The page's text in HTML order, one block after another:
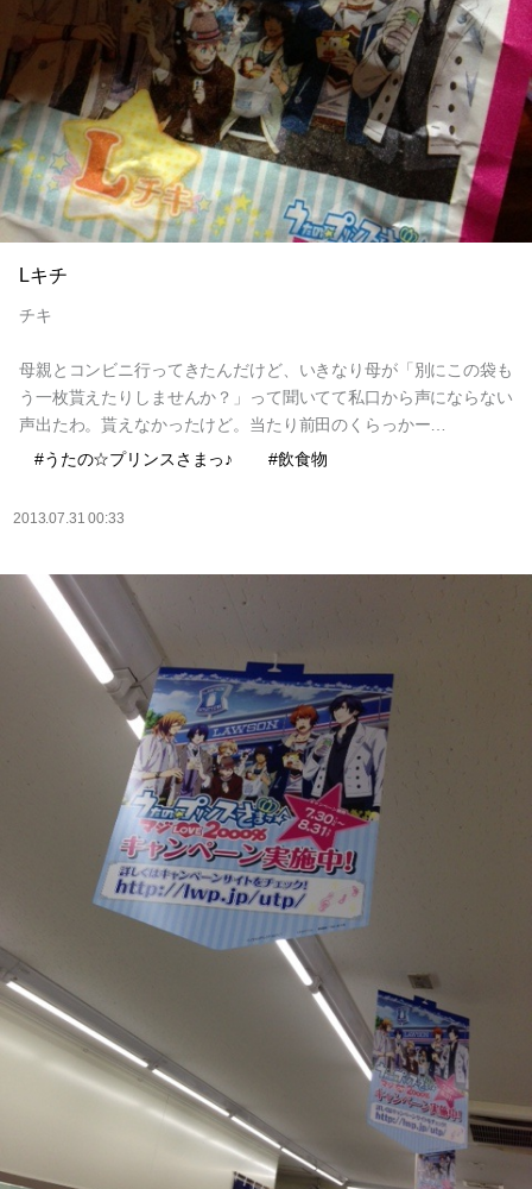
Lキチ
チキ
母親とコンビニ行ってきたんだけど、いきなり母が「別にこの袋も
う一枚貰えたりしませんか？」って聞いてて私口から声にならない
声出たわ。貰えなかったけど。当たり前田のくらっかー…
#うたの☆プリンスさまっ♪
#飲食物
2013.07.31 00:33